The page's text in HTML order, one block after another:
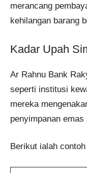
merancang
kehilangan barang
Kadar Upah
Ar Rahnu Bank
seperti institusi
mereka
penyimpanan
Berikut ialah